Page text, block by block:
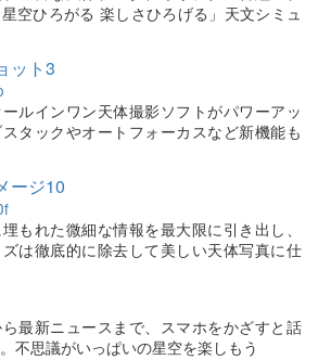
空ひろがる 楽しさひろげる」天文シミュ
ット3
ルインワン天体撮影ソフトがパワーアッ
タックやオートフォーカスなど新機能も
ージ10
もれた微細な情報を最大限に引き出し、
は徹底的に除去して美しい天体写真に仕
最新ニュースまで、スマホをかざすと話
不思議がいっぱいの星空を楽しもう